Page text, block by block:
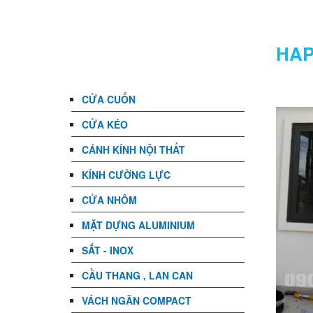
CỬA CUỐN
CỬA KÉO
CÁNH KÍNH NỘI THẤT
KÍNH CƯỜNG LỰC
CỬA NHÔM
MẶT DỰNG ALUMINIUM
SẮT - INOX
CẦU THANG , LAN CAN
VÁCH NGĂN COMPACT